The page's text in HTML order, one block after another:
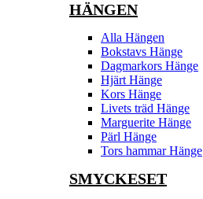
HÄNGEN
Alla Hängen
Bokstavs Hänge
Dagmarkors Hänge
Hjärt Hänge
Kors Hänge
Livets träd Hänge
Marguerite Hänge
Pärl Hänge
Tors hammar Hänge
SMYCKESET